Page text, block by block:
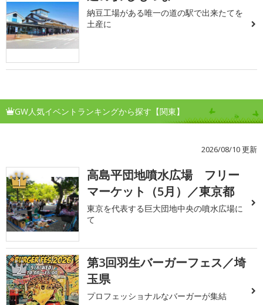
納豆工場がある唯一の道の駅で出来たてを
土産に
GW人気イベントランキングから探す【関東】
2026/08/10 更新
1
高島平団地噴水広場 フリー
マーケット（5月）／東京都
東京を代表する巨大団地中央の噴水広場に
て
2
第3回羽生バーガーフェス／埼
玉県
プロフェッショナルなバーガーが集結